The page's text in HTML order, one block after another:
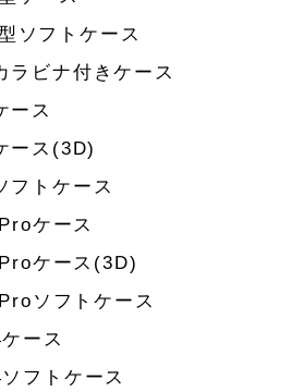
ソフトケース
ラビナ付きケース
ース
ース(3D)
フトケース
ケース
ケース(3D)
ソフトケース
ース
フトケース